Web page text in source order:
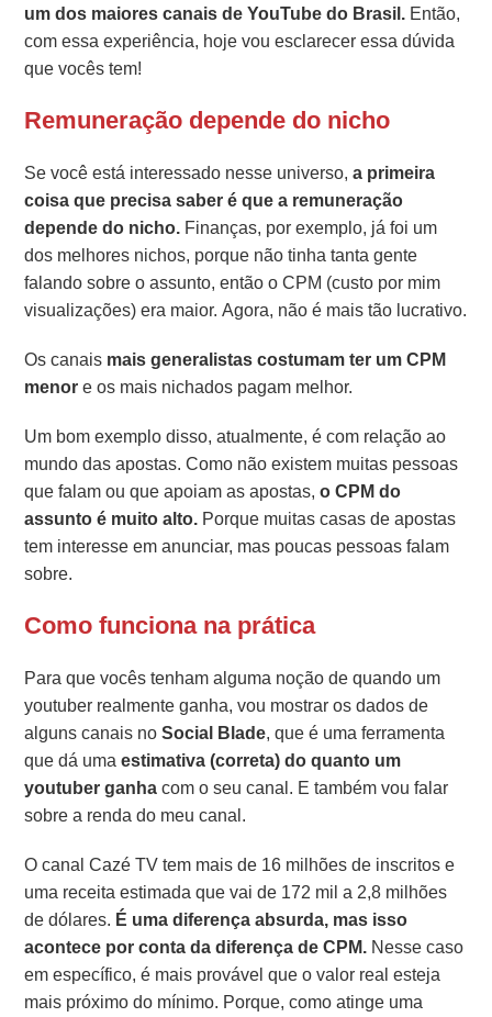
um dos maiores canais de YouTube do Brasil. Então,
com essa experiência, hoje vou esclarecer essa dúvida
que vocês tem!
Remuneração depende do nicho
Se você está interessado nesse universo,a primeira
coisa que precisa saber é que a remuneração
depende do nicho. Finanças, por exemplo, já foi um
dos melhores nichos, porque não tinha tanta gente
falando sobre o assunto, então o CPM (custo por mim
visualizações) era maior. Agora, não é mais tão lucrativo.
Os canais mais generalistas costumam ter um CPM
menore os mais nichados pagam melhor.
Um bom exemplo disso, atualmente, é com relação ao
mundo das apostas. Como não existem muitas pessoas
que falam ou que apoiam as apostas,o CPM do
assunto é muito alto. Porque muitas casas de apostas
tem interesse em anunciar, mas poucas pessoas falam
sobre.
Como funciona na prática
Para que vocês tenham alguma noção de quando um
youtuber realmente ganha, vou mostrar os dados de
alguns canais noSocial Blade, que é uma ferramenta
que dá umaestimativa (correta) do quanto um
youtuber ganhacom o seu canal. E também vou falar
sobre a renda do meu canal.
O canal Cazé TV tem mais de 16 milhões de inscritos e
uma receita estimada que vai de 172 mil a 2,8 milhões
de dólares. É uma diferença absurda, mas isso
acontece por conta da diferença de CPM. Nesse caso
em específico, é mais provável que o valor real esteja
mais próximo do mínimo. Porque, como atinge uma